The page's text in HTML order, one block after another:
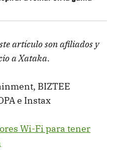
artículo son afiliados y
a Xataka.
BIZTEE
e Instax
Wi-Fi para tener